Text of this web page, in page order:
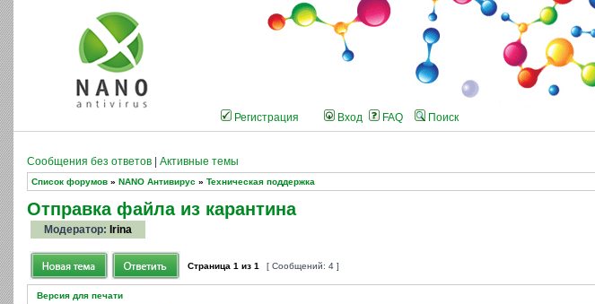
Регистрация Вход FAQ Поиск
Сообщения без ответов Активные темы
Список форумов » NANO Антивирус » Техническая поддержка
Отправка файла из карантина
Модератор: Irina
Страница 1 из 1 [ Сообщений: 4 ]
Версия для печати